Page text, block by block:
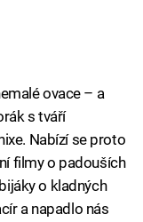
ovace – a
s tváří
Nabízí se proto
filmy o padouších
o kladných
a napadlo nás